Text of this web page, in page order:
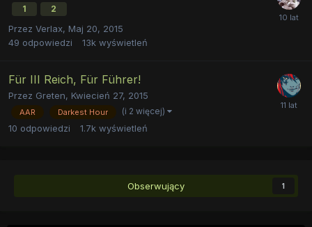
1 2
Przez Verlax, Maj 20, 2015
49 odpowiedzi 13k wyświetleń
Für III Reich, Für Führer!
Przez Greten, Kwiecień 27, 2015
AAR Darkest Hour (i 2 więcej)
10 odpowiedzi 1.7k wyświetleń
Obserwujący 1